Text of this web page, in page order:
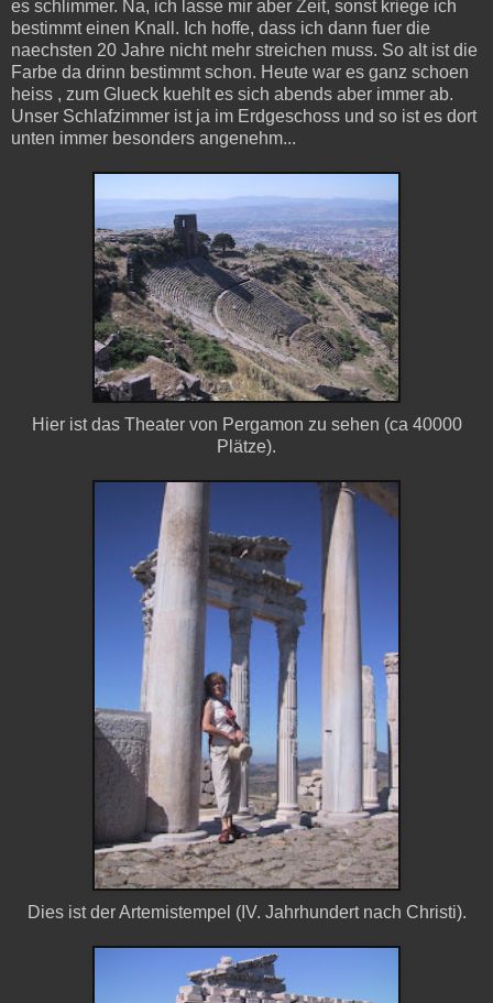
es schlimmer. Na, ich lasse mir aber Zeit, sonst kriege ich
bestimmt einen Knall. Ich hoffe, dass ich dann fuer die
naechsten 20 Jahre nicht mehr streichen muss. So alt ist die
Farbe da drinn bestimmt schon. Heute war es ganz schoen
heiss , zum Glueck kuehlt es sich abends aber immer ab.
Unser Schlafzimmer ist ja im Erdgeschoss und so ist es dort
unten immer besonders angenehm...
Hier ist das Theater von Pergamon zu sehen (ca 40000
Plätze).
Dies ist der Artemistempel (IV. Jahrhundert nach Christi).